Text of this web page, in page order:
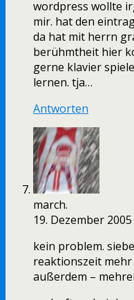
wordpress wollte
mir. hat den
da hat mit herrn
berühmtheit hier
gerne klavier
lernen. tja…
Antworten
march.
19. Dezember 2005
kein problem.
reaktionszeit
außerdem –